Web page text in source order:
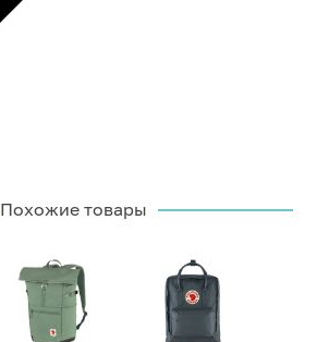
Похожие товары